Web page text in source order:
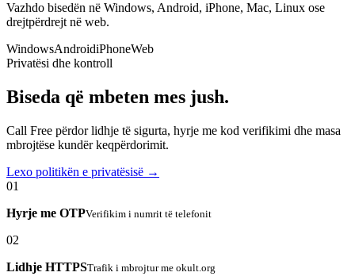
Vazhdo bisedën në Windows, Android, iPhone, Mac, Linux ose
drejtpërdrejt në web.
WindowsAndroidiPhoneWeb
Privatësi dhe kontroll
Biseda që mbeten mes jush.
Call Free përdor lidhje të sigurta, hyrje me kod verifikimi dhe masa
mbrojtëse kundër keqpërdorimit.
Lexo politikën e privatësisë →
01
Hyrje me OTPVerifikim i numrit të telefonit
02
Lidhje HTTPSTrafik i mbrojtur me okult.org